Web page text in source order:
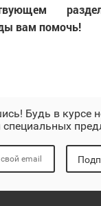
вам помочь!
Будь в курсе
специальных